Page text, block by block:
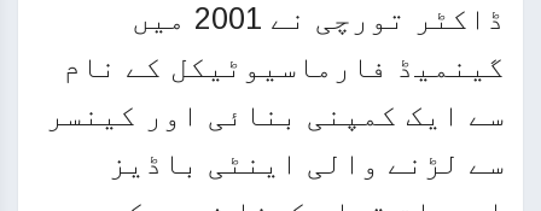
ڈاکٹر تورچی نے 2001 میں
گینمیڈ فارماسیوٹیکل کے نام
سے ایک کمپنی بنائی اور کینسر
سے لڑنے والی اینٹی باڈیز